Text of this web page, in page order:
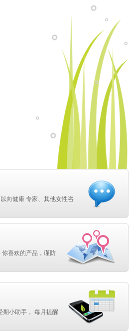
向健康 专家、其他女性咨
喜欢的产品，谨防
期小助手， 每月提醒